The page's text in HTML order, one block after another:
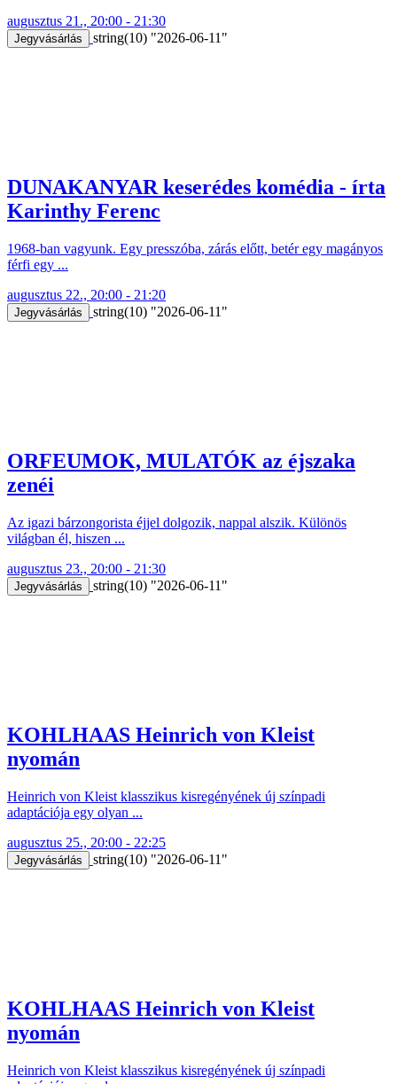
augusztus 21., 20:00 - 21:30
Jegyvásárlás string(10) "2026-06-11"
DUNAKANYAR keserédes komédia - írta
Karinthy Ferenc
1968-ban vagyunk. Egy presszóba, zárás előtt, betér egy magányos
férfi egy ...
augusztus 22., 20:00 - 21:20
Jegyvásárlás string(10) "2026-06-11"
ORFEUMOK, MULATÓK az éjszaka
zenéi
Az igazi bárzongorista éjjel dolgozik, nappal alszik. Különös
világban él, hiszen ...
augusztus 23., 20:00 - 21:30
Jegyvásárlás string(10) "2026-06-11"
KOHLHAAS Heinrich von Kleist
nyomán
Heinrich von Kleist klasszikus kisregényének új színpadi
adaptációja egy olyan ...
augusztus 25., 20:00 - 22:25
Jegyvásárlás string(10) "2026-06-11"
KOHLHAAS Heinrich von Kleist
nyomán
Heinrich von Kleist klasszikus kisregényének új színpadi